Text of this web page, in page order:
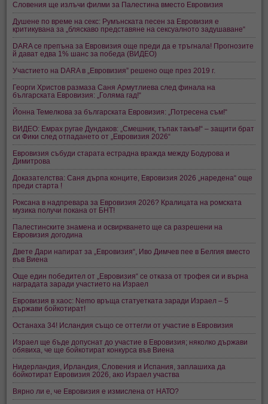
Словения ще излъчи филми за Палестина вместо Евровизия
Душене по време на секс: Румънската песен за Евровизия е
критикувана за „бляскаво представяне на сексуалното задушаване“
DARA се препъна за Евровизия още преди да е тръгнала! Прогнозите
й дават едва 1% шанс за победа (ВИДЕО)
Участието на DARA в „Евровизия” решено още през 2019 г.
Георги Христов размаза Саня Армутлиева след финала на
българската Евровизия: „Голяма гад!“
Йонна Темелкова за българската Евровизия: „Потресена съм!“
ВИДЕО: Емрах ругае Дундаков: „Смешник, тъпак такъв!“ – защити брат
си Фики след отпадането от „Евровизия 2026“
Евровизия събуди старата естрадна вражда между Бодурова и
Димитрова
Доказателства: Саня дърпа конците, Евровизия 2026 „наредена“ още
преди старта !
Роксана в надпревара за Евровизия 2026? Кралицата на ромската
музика получи покана от БНТ!
Палестинските знамена и освиркването ще са разрешени на
Евровизия догодина
Двете Дари напират за „Евровизия“, Иво Димчев пее в Белгия вместо
във Виена
Още един победител от „Евровизия“ се отказа от трофея си и върна
наградата заради участието на Израел
Евровизия в хаос: Nemo връща статуетката заради Израел – 5
държави бойкотират!
Останаха 34! Исландия също се оттегли от участие в Евровизия
Израел ще бъде допуснат до участие в Евровизия; няколко държави
обявиха, че ще бойкотират конкурса във Виена
Нидерландия, Ирландия, Словения и Испания, заплашиха да
бойкотират Евровизия 2026, ако Израел участва
Вярно ли е, че Евровизия е измислена от НАТО?